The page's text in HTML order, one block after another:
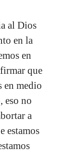
al Dios
en la
en
que
en medio
eso no
a
estamos